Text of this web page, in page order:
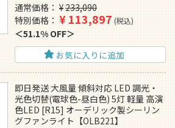
通常価格 ¥233,090
特別価格
¥113,897 税込
51.1% OFF
お気に入りに追加
即日発送 大風量 傾斜対応 LED 調光・
光色切替(電球色-昼白色) 5灯 軽量 高演
色LED [R15] オーデリック製シーリン
グファンライト【OLB221】